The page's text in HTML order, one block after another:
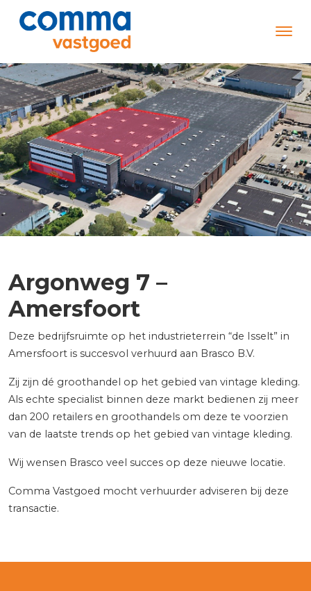
Argonweg 7 –
Amersfoort
Deze bedrijfsruimte op het industrieterrein “de Isselt” in
Amersfoort is succesvol verhuurd aan Brasco B.V.
Zij zijn dé groothandel op het gebied van vintage kleding.
Als echte specialist binnen deze markt bedienen zij meer
dan 200 retailers en groothandels om deze te voorzien
van de laatste trends op het gebied van vintage kleding.
Wij wensen Brasco veel succes op deze nieuwe locatie.
Comma Vastgoed mocht verhuurder adviseren bij deze
transactie.